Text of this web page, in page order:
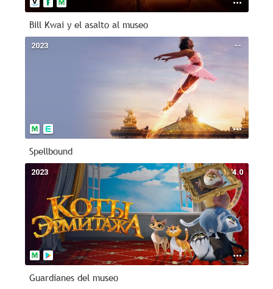
Bill Kwai y el asalto al museo
--
2023
Spellbound
4.0
2023
Guardianes del museo